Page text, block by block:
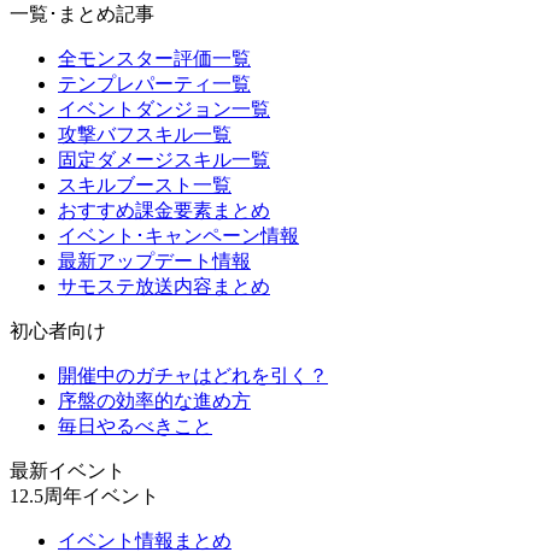
一覧･まとめ記事
全モンスター評価一覧
テンプレパーティ一覧
イベントダンジョン一覧
攻撃バフスキル一覧
固定ダメージスキル一覧
スキルブースト一覧
おすすめ課金要素まとめ
イベント･キャンペーン情報
最新アップデート情報
サモステ放送内容まとめ
初心者向け
開催中のガチャはどれを引く？
序盤の効率的な進め方
毎日やるべきこと
最新イベント
12.5周年イベント
イベント情報まとめ